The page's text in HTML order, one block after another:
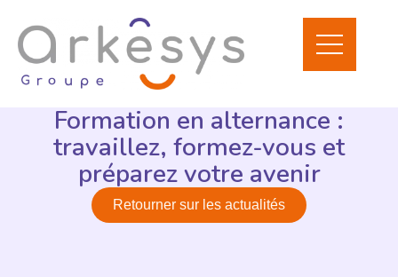
Formation en alternance :
travaillez, formez-vous et
préparez votre avenir
Retourner sur les actualités